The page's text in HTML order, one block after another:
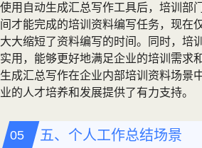
使用自动生成汇总写作工具后，培训部
间才能完成的培训资料编写任务，现在
大大缩短了资料编写的时间。同时，培
实用，能够更好地满足企业的培训需求
生成汇总写作在企业内部培训资料场景
业的人才培养和发展提供了有力支持。
五、个人工作总结场景